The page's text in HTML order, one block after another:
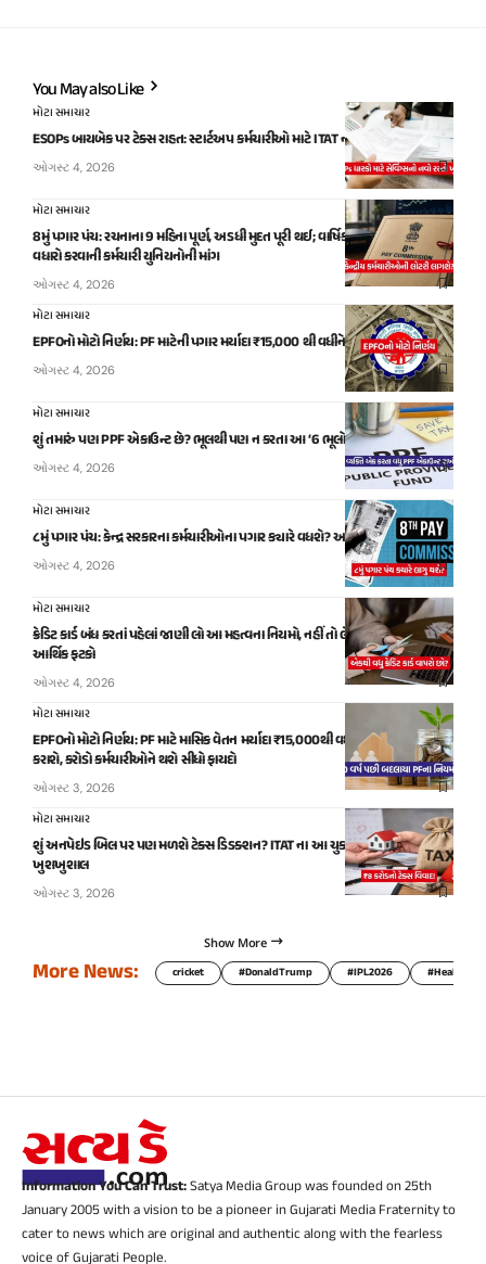
You May also Like
મોટા સમાચાર
ESOPs બાયબેક પર ટેક્સ રાહત: સ્ટાર્ટઅપ કર્મચારીઓ માટે ITAT નો મહત્વપૂર્ણ નિર્ણય
ઓગસ્ટ 4, 2026
મોટા સમાચાર
8મું પગાર પંચ: રચનાના 9 મહિના પૂર્ણ, અડધી મુદત પૂરી થઈ; વાર્ષિક ઇન્ક્રીમેન્ટ દરમાં મોટો
વધારો કરવાની કર્મચારી યુનિયનોની માંગ
ઓગસ્ટ 4, 2026
મોટા સમાચાર
EPFOનો મોટો નિર્ણય: PF માટેની પગાર મર્યાદા ₹15,000 થી વધીને ₹25,000 થશે!
ઓગસ્ટ 4, 2026
મોટા સમાચાર
શું તમારું પણ PPF એકાઉન્ટ છે? ભૂલથી પણ ન કરતા આ ‘6 ભૂલો’
ઓગસ્ટ 4, 2026
મોટા સમાચાર
૮મું પગાર પંચ: કેન્દ્ર સરકારના કર્મચારીઓના પગાર ક્યારે વધશે? આવી ગયું મોટું અપડેટ
ઓગસ્ટ 4, 2026
મોટા સમાચાર
ક્રેડિટ કાર્ડ બંધ કરતાં પહેલાં જાણી લો આ મહત્વના નિયમો, નહીં તો લેવો પડી શકે છે મોટો
આર્થિક ફટકો
ઓગસ્ટ 4, 2026
મોટા સમાચાર
EPFOનો મોટો નિર્ણય: PF માટે માસિક વેતન મર્યાદા ₹15,000થી વધારીને ₹25,000
કરાશે, કરોડો કર્મચારીઓને થશે સીધો ફાયદો
ઓગસ્ટ 3, 2026
મોટા સમાચાર
શું અનપેઇડ બિલ પર પણ મળશે ટેક્સ ડિડક્શન? ITAT ના આ ચુકાદાથી ટેક્સપેયર્સ
ખુશખુશાલ
ઓગસ્ટ 3, 2026
Show More
More News: cricket #DonaldTrump #IPL2026
Information You Can Trust:Satya Media Group was founded on 25th
January 2005 with a vision to be a pioneer in Gujarati Media Fraternity to
cater to news which are original and authentic along with the fearless
voice of Gujarati People.